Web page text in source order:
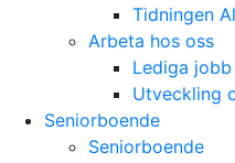
Tidningen
Arbeta hos oss
Lediga jobb
Utveckling
Seniorboende
Seniorboende